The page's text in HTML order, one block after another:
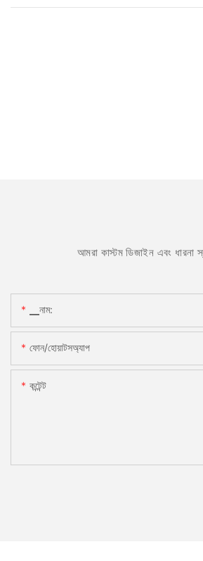
আমরা কাস্টম ডিজাইন এবং ধারনা
▁নাম:
ফোন/হোয়াটসঅ্যাপ
কন্টেন্ট